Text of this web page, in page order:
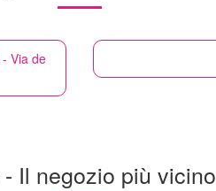
Via de
- Il negozio più vicino